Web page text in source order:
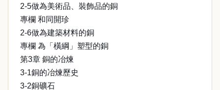
2-5做為美術品、裝飾品的銅
專欄 和同開珍
2-6做為建築材料的銅
專欄 為「橫綱」塑型的銅
第3章 銅的冶煉
3-1銅的冶煉歷史
3-2銅礦石